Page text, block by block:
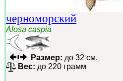
черноморский
Alosa caspia
Размер: до 32 см.
Вес: до 220 грамм